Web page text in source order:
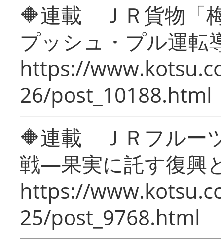
🔶連載 ＪＲ貨物「
プッシュ・プル運転
https://
26/post_10188.html
🔶連載 ＪＲフルー
戦―果実に託す復興
https://
25/post_9768.html